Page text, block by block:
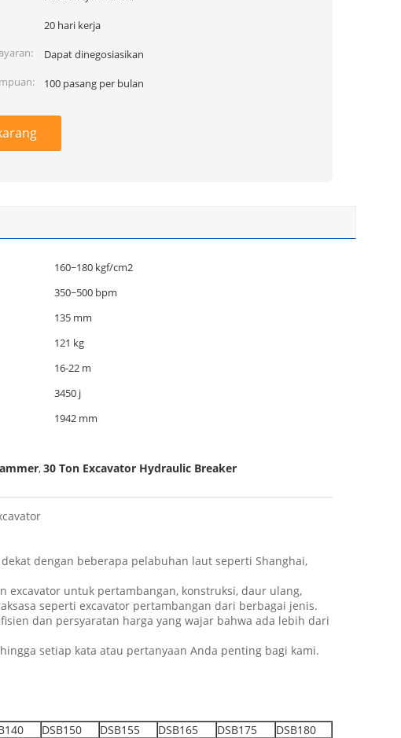
20 hari kerja
Dapat dinegosiasikan
100 pasang per bulan
160~180 kgf/cm2
350~500 bpm
135 mm
121 kg
16-22 m
3450 j
1942 mm
,30 Ton Excavator Hydraulic Breaker
dengan beberapa pelabuhan laut seperti Shanghai,
excavator untuk pertambangan, konstruksi, daur ulang,
seperti excavator pertambangan dari berbagai jenis.
dan persyaratan harga yang wajar bahwa ada lebih dari
setiap kata atau pertanyaan Anda penting bagi kami.
DSB150 DSB155 DSB165 DSB175 DSB180